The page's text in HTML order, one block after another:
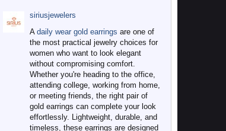
siriusjewelers
A daily wear gold earrings are one of
the most practical jewelry choices for
women who want to look elegant
without compromising comfort.
Whether you're heading to the office,
attending college, working from home,
or meeting friends, the right pair of
gold earrings can complete your look
effortlessly. Lightweight, durable, and
timeless, these earrings are designed